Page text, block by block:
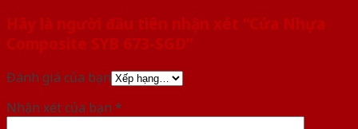
Hãy là người đầu tiên nhận xét “Cửa Nhựa
Composite SYB 673-SGD”
Đánh giá của bạn
Nhận xét của bạn *